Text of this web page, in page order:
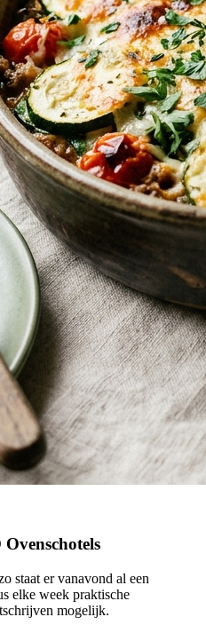
staat er vanavond al een
elke week praktische
mogelijk.